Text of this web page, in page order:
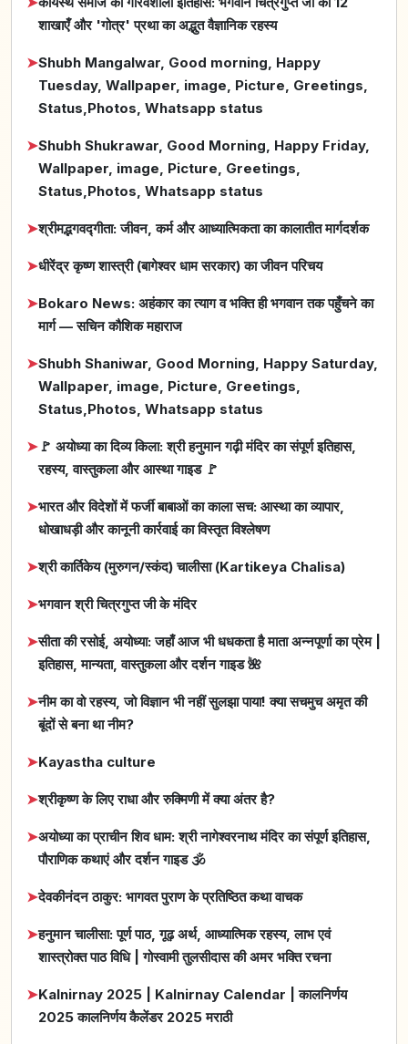
शाखाएँ और 'गोत्र' प्रथा का अद्भुत वैज्ञानिक रहस्य
➤Shubh Mangalwar, Good morning, Happy
Tuesday, Wallpaper, image, Picture, Greetings,
Status,Photos, Whatsapp status
➤Shubh Shukrawar, Good Morning, Happy Friday,
Wallpaper, image, Picture, Greetings,
Status,Photos, Whatsapp status
➤श्रीमद्भगवद्गीता: जीवन, कर्म और आध्यात्मिकता का कालातीत मार्गदर्शक
➤धीरेंद्र कृष्ण शास्त्री (बागेश्वर धाम सरकार) का जीवन परिचय
➤Bokaro News: अहंकार का त्याग व भक्ति ही भगवान तक पहुँचने का
मार्ग — सचिन कौशिक महाराज
➤Shubh Shaniwar, Good Morning, Happy Saturday,
Wallpaper, image, Picture, Greetings,
Status,Photos, Whatsapp status
➤🚩 अयोध्या का दिव्य किला: श्री हनुमान गढ़ी मंदिर का संपूर्ण इतिहास,
रहस्य, वास्तुकला और आस्था गाइड 🚩
➤भारत और विदेशों में फर्जी बाबाओं का काला सच: आस्था का व्यापार,
धोखाधड़ी और कानूनी कार्रवाई का विस्तृत विश्लेषण
➤श्री कार्तिकेय (मुरुगन/स्कंद) चालीसा (Kartikeya Chalisa)
➤भगवान श्री चित्रगुप्त जी के मंदिर
➤सीता की रसोई, अयोध्या: जहाँ आज भी धधकता है माता अन्नपूर्णा का प्रेम |
इतिहास, मान्यता, वास्तुकला और दर्शन गाइड 🌺
➤नीम का वो रहस्य, जो विज्ञान भी नहीं सुलझा पाया! क्या सचमुच अमृत की
बूंदों से बना था नीम?
➤Kayastha culture
➤श्रीकृष्ण के लिए राधा और रुक्मिणी में क्या अंतर है?
➤अयोध्या का प्राचीन शिव धाम: श्री नागेश्वरनाथ मंदिर का संपूर्ण इतिहास,
पौराणिक कथाएं और दर्शन गाइड 🕉️
➤देवकीनंदन ठाकुर: भागवत पुराण के प्रतिष्ठित कथा वाचक
➤हनुमान चालीसा: पूर्ण पाठ, गूढ़ अर्थ, आध्यात्मिक रहस्य, लाभ एवं
शास्त्रोक्त पाठ विधि | गोस्वामी तुलसीदास की अमर भक्ति रचना
➤Kalnirnay 2025 | Kalnirnay Calendar | कालनिर्णय
2025 कालनिर्णय कैलेंडर 2025 मराठी